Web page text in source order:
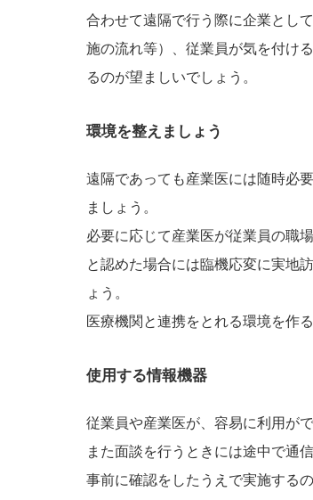
合わせて遠隔で行う際に企業とし
施の流れ等）、従業員が気を付け
るのが望ましいでしょう。
環境を整えましょう
遠隔であっても産業医には随時必
ましょう。
必要に応じて産業医が従業員の職
と認めた場合には臨機応変に実地
ょう。
医療機関と連携をとれる環境を作
使用する情報機器
従業員や産業医が、容易に利用が
また面談を行うときには途中で通
事前に確認をしたうえで実施する